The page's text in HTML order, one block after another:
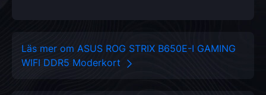
Läs mer om ASUS ROG STRIX B650E-I GAMING
WIFI DDR5 Moderkort